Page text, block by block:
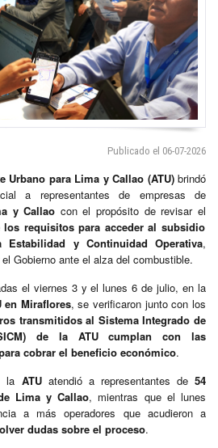
Publicado el 06-07-2026
Urbano para Lima y Callao (ATU)brindó
a representantes de empresas de
y Callao con el propósito de revisar el
requisitos para acceder al subsidio
y Continuidad Operativa,
Gobierno ante el alza del combustible.
el viernes 3 y el lunes 6 de julio, en la
en Miraflores, se verificaron junto con los
transmitidos al Sistema Integrado de
de la ATU cumplan con las
cobrar el beneficio económico.
la ATUatendió a representantes de54
Lima y Callao, mientras que el lunes
a más operadores que acudieron a
dudas sobre el proceso.